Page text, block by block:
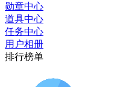
勋章中心
道具中心
任务中心
用户相册
排行榜单